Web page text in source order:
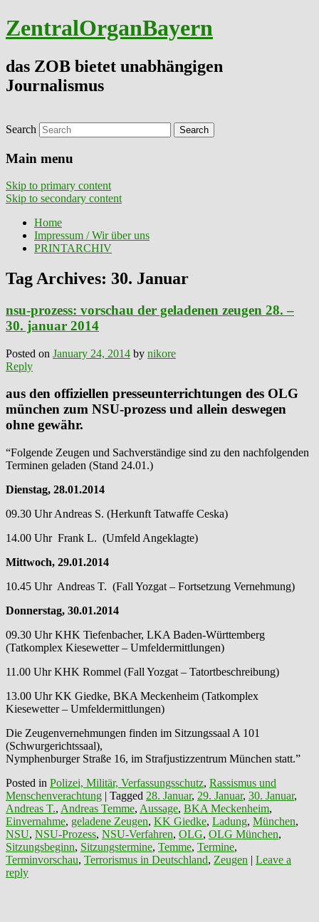
ZentralOrganBayern
das ZOB bietet unabhängigen
Journalismus
Search
Main menu
Skip to primary content
Skip to secondary content
Home
Impressum / Wir über uns
PRINTARCHIV
Tag Archives: 30. Januar
nsu-prozess: vorschau der geladenen zeugen 28. –
30. januar 2014
Posted on January 24, 2014 by nikore
Reply
aus den offiziellen presseunterrichtungen des OLG
münchen zum NSU-prozess und allein deswegen
ohne gewähr.
“Folgende Zeugen und Sachverständige sind zu den nachfolgenden
Terminen geladen (Stand 24.01.)
Dienstag, 28.01.2014
09.30 Uhr Andreas S. (Herkunft Tatwaffe Ceska)
14.00 Uhr Frank L. (Umfeld Angeklagte)
Mittwoch, 29.01.2014
10.45 Uhr Andreas T. (Fall Yozgat – Fortsetzung Vernehmung)
Donnerstag, 30.01.2014
09.30 Uhr KHK Tiefenbacher, LKA Baden-Württemberg
(Tatkomplex Kiesewetter – Umfeldermittlungen)
11.00 Uhr KHK Rommel (Fall Yozgat – Tatortbeschreibung)
13.00 Uhr KK Giedke, BKA Meckenheim (Tatkomplex
Kiesewetter – Umfeldermittlungen)
Die Zeugenvernehmungen finden im Sitzungssaal A 101
(Schwurgerichtssaal),
Nymphenburger Straße 16, im Strafjustizzentrum München statt.”
Posted in Polizei, Militär, Verfassungsschutz, Rassismus und
Menschenverachtung | Tagged 28. Januar, 29. Januar, 30. Januar,
Andreas T., Andreas Temme, Aussage, BKA Meckenheim,
Einvernahme, geladene Zeugen, KK Giedke, Ladung, München,
NSU, NSU-Prozess, NSU-Verfahren, OLG, OLG München,
Sitzungsbeginn, Sitzungstermine, Temme, Termine,
Terminvorschau, Terrorismus in Deutschland, Zeugen | Leave a
reply